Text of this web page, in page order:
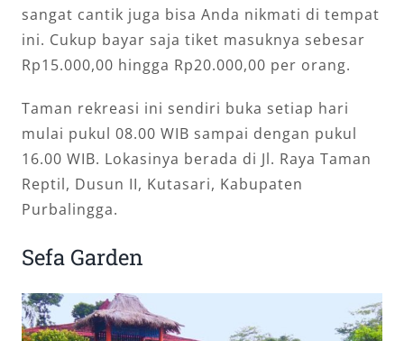
sangat cantik juga bisa Anda nikmati di tempat
ini. Cukup bayar saja tiket masuknya sebesar
Rp15.000,00 hingga Rp20.000,00 per orang.
Taman rekreasi ini sendiri buka setiap hari
mulai pukul 08.00 WIB sampai dengan pukul
16.00 WIB. Lokasinya berada di Jl. Raya Taman
Reptil, Dusun II, Kutasari, Kabupaten
Purbalingga.
Sefa Garden